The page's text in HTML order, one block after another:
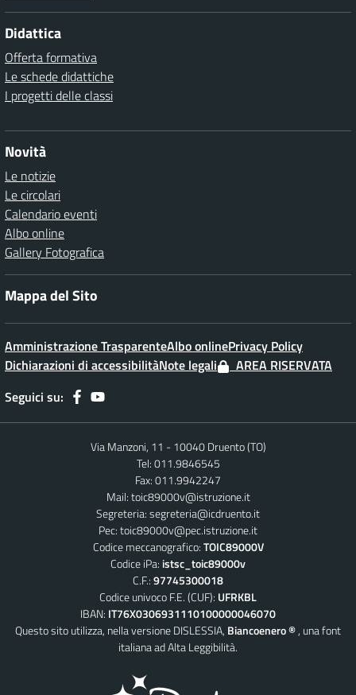
Didattica
Offerta formativa
Le schede didattiche
I progetti delle classi
Novità
Le notizie
Le circolari
Calendario eventi
Albo online
Gallery Fotografica
Mappa del Sito
Amministrazione TrasparenteAlbo onlinePrivacy Policy
Dichiarazioni di accessibilitàNote legali
AREA RISERVATA
Seguici su:
Via Manzoni, 11 - 10040 Druento (TO)
Tel: 011.9846545
Fax: 011.9942247
Mail:toic89000v@istruzione.it
Segreteria:segreteria@icdruento.it
Pec:toic89000v@pec.istruzione.it
Codice meccanografico:TOIC89000V
Codice iPa: istsc_toic89000v
C.F.:97745300018
Codice univoco F.E. (CUF): UFRKBL
IBAN: IT76X0306931110100000046070
Questo sito utilizza, nella versione DISLESSIA, Biancoenero ®, una font
italiana ad Alta Leggibilità.